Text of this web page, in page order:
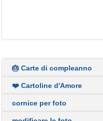
🎂 Carte di compleanno
❤️ Cartoline d'Amore
cornice per foto